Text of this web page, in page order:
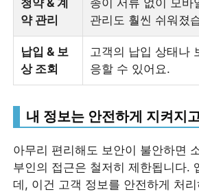
약 관리
관리도 훨씬 쉬워졌
납입 & 보
상 조회
고객의 납입 상태나
응할 수 있어요.
내 정보는 안전하게 지켜지
아무리 편리해도 보안이 불안하면
부인의 접근은 철저히 제한됩니다.
데, 이건 고객 정보를 안전하게 처